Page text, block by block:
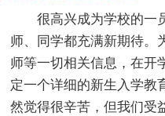
很高兴成为学校的一
师、同学都充满新期待。
师等一切相关信息，在开
定一个详细的新生入学教
然觉得很辛苦，但我们受